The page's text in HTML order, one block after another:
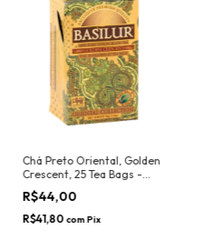
Chá Preto Oriental, Golden
Crescent, 25 Tea Bags -
Basilur
R$44,00
R$41,80 com Pix